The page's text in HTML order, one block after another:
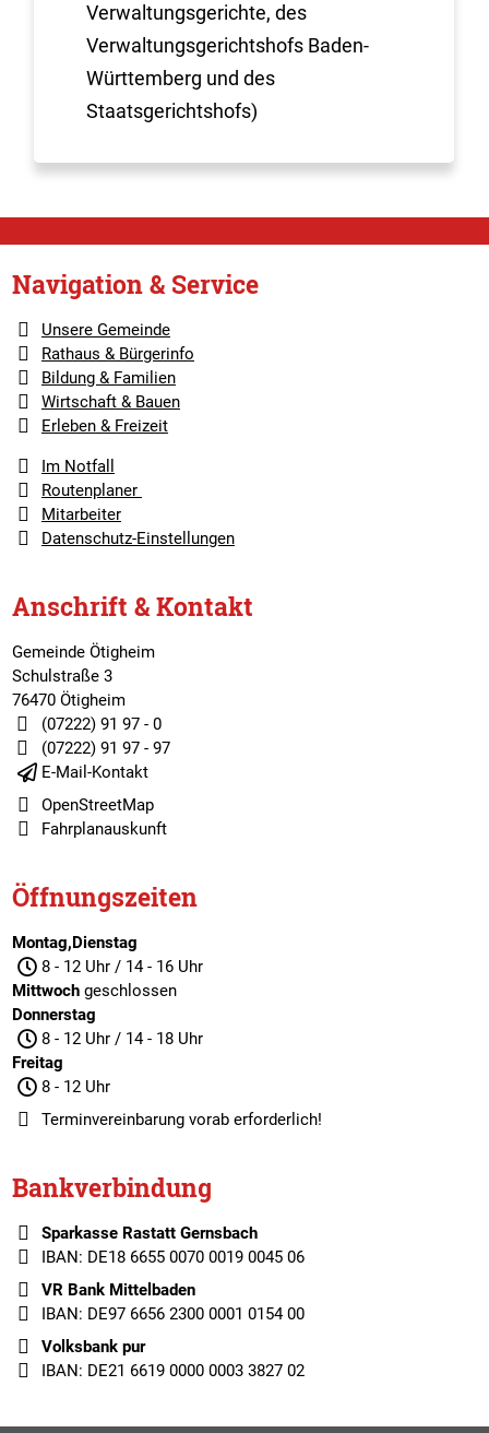
Verwaltungsgerichte, des
Verwaltungsgerichtshofs Baden-
Württemberg und des
Staatsgerichtshofs)
Navigation & Service
Unsere Gemeinde
Rathaus & Bürgerinfo
Bildung & Familien
Wirtschaft & Bauen
Erleben & Freizeit
Im Notfall
Routenplaner
Mitarbeiter
Datenschutz-Einstellungen
Anschrift & Kontakt
Gemeinde Ötigheim
Schulstraße 3
76470 Ötigheim
(07222) 91 97 - 0
(07222) 91 97 - 97
E-Mail-Kontakt
OpenStreetMap
Fahrplanauskunft
Öffnungszeiten
Montag,Dienstag
8 - 12 Uhr / 14 - 16 Uhr
Mittwochgeschlossen
Donnerstag
8 - 12 Uhr / 14 - 18 Uhr
Freitag
8 - 12 Uhr
Terminvereinbarungvorab erforderlich!
Bankverbindung
Sparkasse Rastatt Gernsbach
IBAN: DE18 6655 0070 0019 0045 06
VR Bank Mittelbaden
IBAN: DE97 6656 2300 0001 0154 00
Volksbank pur
IBAN: DE21 6619 0000 0003 3827 02